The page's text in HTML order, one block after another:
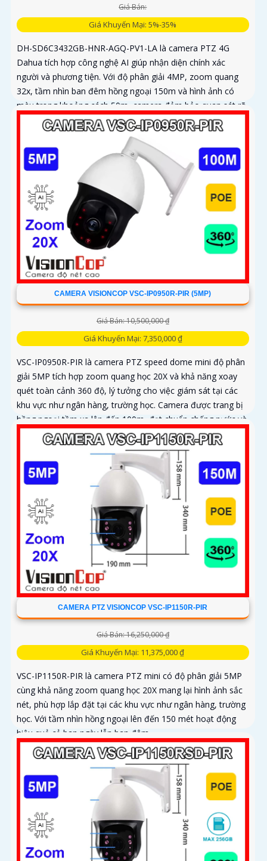
Giá Bán:
Giá Khuyến Mại: 5%-35%
DH-SD6C3432GB-HNR-AGQ-PV1-LA là camera PTZ 4G
Dahua tích hợp công nghệ AI giúp nhận diện chính xác
người và phương tiện. Với độ phân giải 4MP, zoom quang
32x, tầm nhìn ban đêm hồng ngoại 150m và hình ảnh có
màu trong khoảng cách 50m, camera đảm bảo quan sát rõ
nét 24/7
CAMERA VISIONCOP VSC-IP0950R-PIR (5MP)
Giá Bán: 10,500,000 ₫
Giá Khuyến Mại: 7,350,000 ₫
VSC-IP0950R-PIR là camera PTZ speed dome mini độ phân
giải 5MP tích hợp zoom quang học 20X và khả năng xoay
quét toàn cảnh 360 độ, lý tưởng cho việc giám sát tại các
khu vực như ngân hàng, trường học. Camera được trang bị
hồng ngoại tầm xa lên đến 100m, đạt chuẩn chống nước và
bụi IP66 cùng khả năng chống va đập IK10, đảm bảo vận
hành ổn định trong điều kiện môi trường khắc nghiệt
CAMERA PTZ VISIONCOP VSC-IP1150R-PIR
Giá Bán: 16,250,000 ₫
Giá Khuyến Mại: 11,375,000 ₫
VSC-IP1150R-PIR là camera PTZ mini có độ phân giải 5MP
cùng khả năng zoom quang học 20X mang lại hình ảnh sắc
nét, phù hợp lắp đặt tại các khu vực như ngân hàng, trường
học. Với tầm nhìn hồng ngoại lên đến 150 mét hoạt động
hiệu quả cả ban ngày lẫn ban đêm